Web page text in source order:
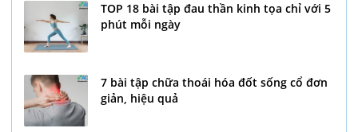
TOP 18 bài tập đau thần kinh tọa chỉ với 5
phút mỗi ngày
7 bài tập chữa thoái hóa đốt sống cổ đơn
giản, hiệu quả